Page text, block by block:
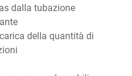
dalla tubazione
della quantità di